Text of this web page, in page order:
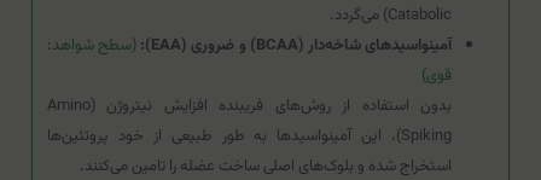
Catabolic) می‌گردد.
آمینواسیدهای شاخه‌دار (BCAA) و ضروری (EAA):
(سطح شواهد:
قوی)
بدون استفاده از روش‌های فریبنده افزایش نیتروژن (Amino
Spiking)، این آمینواسیدها به طور طبیعی از خود پروتئین‌ها
استخراج شده و بلوک‌های اصلی ساخت عضله را تامین می‌کنند.